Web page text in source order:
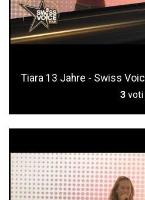
Tiara 13 Jahre - Swiss
3 voti